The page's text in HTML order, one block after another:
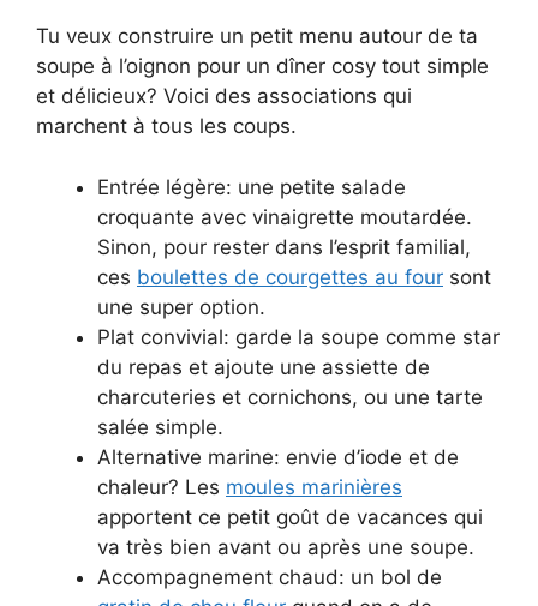
Tu veux construire un petit menu autour de ta
soupe à l’oignon pour un dîner cosy tout simple
et délicieux? Voici des associations qui
marchent à tous les coups.
Entrée légère: une petite salade
croquante avec vinaigrette moutardée.
Sinon, pour rester dans l’esprit familial,
ces boulettes de courgettes au four sont
une super option.
Plat convivial: garde la soupe comme star
du repas et ajoute une assiette de
charcuteries et cornichons, ou une tarte
salée simple.
Alternative marine: envie d’iode et de
chaleur? Les moules marinières
apportent ce petit goût de vacances qui
va très bien avant ou après une soupe.
Accompagnement chaud: un bol de